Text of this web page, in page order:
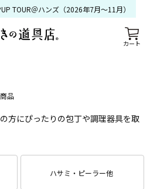
カート
TOUR＠ハンズ（2026年7月〜11月）
商品
方にぴったりの包丁や調理器具を取
ハサミ・ピーラー他